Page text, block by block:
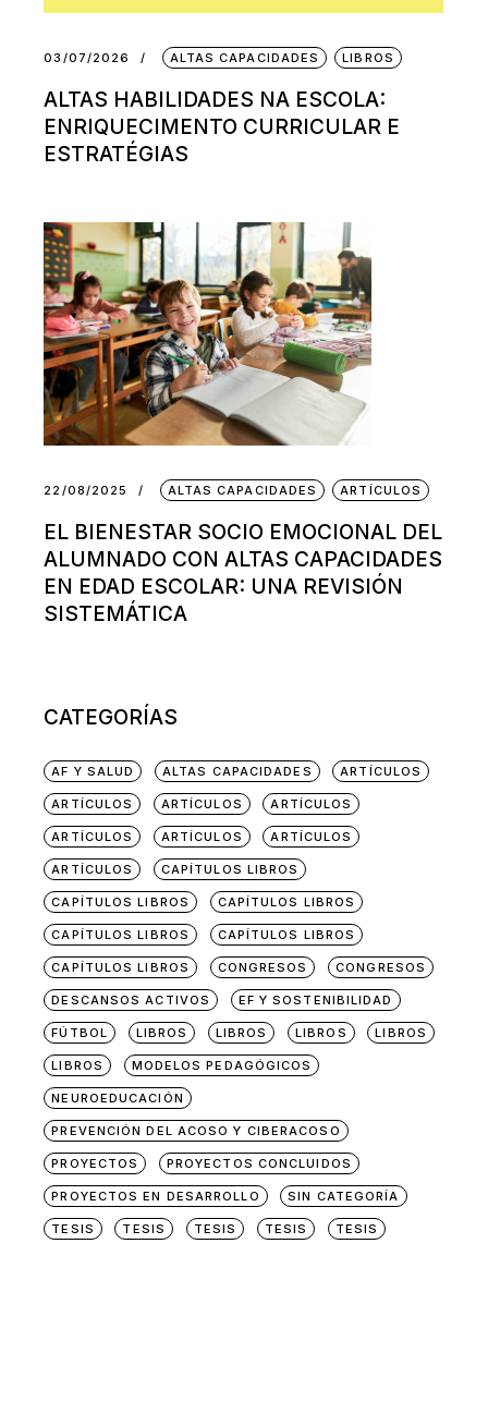
03/07/2026 ALTAS CAPACIDADES LIBROS
ALTAS HABILIDADES NA ESCOLA:
ENRIQUECIMENTO CURRICULAR E
ESTRATÉGIAS
22/08/2025 ALTAS CAPACIDADES ARTÍCULOS
EL BIENESTAR SOCIO EMOCIONAL DEL
ALUMNADO CON ALTAS CAPACIDADES
EN EDAD ESCOLAR: UNA REVISIÓN
SISTEMÁTICA
CATEGORÍAS
AF Y SALUD ALTAS CAPACIDADES ARTÍCULOS
ARTÍCULOS ARTÍCULOS ARTÍCULOS
ARTÍCULOS ARTÍCULOS ARTÍCULOS
ARTÍCULOS CAPÍTULOS LIBROS
CAPÍTULOS LIBROS CAPÍTULOS LIBROS
CAPÍTULOS LIBROS CAPÍTULOS LIBROS
CAPÍTULOS LIBROS CONGRESOS CONGRESOS
DESCANSOS ACTIVOS EF Y SOSTENIBILIDAD
FÚTBOL LIBROS LIBROS LIBROS LIBROS
LIBROS MODELOS PEDAGÓGICOS
NEUROEDUCACIÓN
PREVENCIÓN DEL ACOSO Y CIBERACOSO
PROYECTOS PROYECTOS CONCLUIDOS
PROYECTOS EN DESARROLLO SIN CATEGORÍA
TESIS TESIS TESIS TESIS TESIS